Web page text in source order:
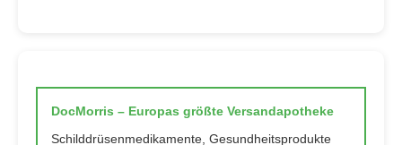
DocMorris – Europas größte Versandapotheke
Schilddrüsenmedikamente, Gesundheitsprodukte